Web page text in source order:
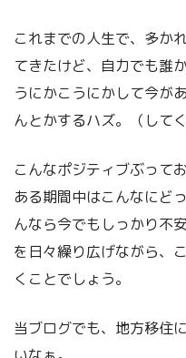
これまでの人生で、多か
てきたけど、自力でも誰
うにかこうにかして今が
んとかするハズ。（して
こんなポジティブぶって
ある期間中はこんなにど
んなら今でもしっかり不
を日々繰り広げながら、
くことでしょう。
当ブログでも、地方移住